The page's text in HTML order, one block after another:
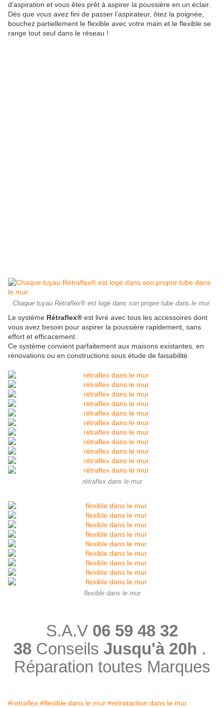
d’aspiration et vous êtes prêt à aspirer la poussière en un éclair.
Dès que vous avez fini de passer l’aspirateur, ôtez la poignée,
bouchez partiellement le flexible avec votre main et le flexible se
range tout seul dans le réseau !
Chaque tuyau Rétraflex® est logé dans son propre tube dans le mur.
Le système Rétraflex® est livré avec tous les accessoires dont
vous avez besoin pour aspirer la poussière rapidement, sans
effort et efficacement.
Ce système convient parfaitement aux maisons existantes, en
rénovations ou en constructions sous étude de faisabilité.
rétraflex dans le mur
flexible dans le mur
S.A.V 06 59 48 32
38 Conseils Jusqu'à 20h .
Réparation toutes Marques
#retraflex #flexible dans le mur #rétrataction dans le mur